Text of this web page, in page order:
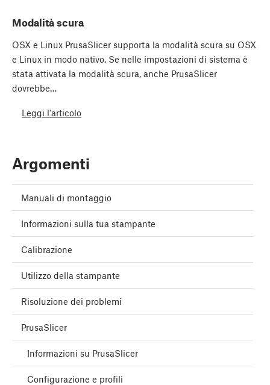
Modalità scura
OSX e Linux PrusaSlicer supporta la modalità scura su OSX
e Linux in modo nativo. Se nelle impostazioni di sistema è
stata attivata la modalità scura, anche PrusaSlicer
dovrebbe…
Leggi l'articolo
Argomenti
Manuali di montaggio
Informazioni sulla tua stampante
Calibrazione
Utilizzo della stampante
Risoluzione dei problemi
PrusaSlicer
Informazioni su PrusaSlicer
Configurazione e profili